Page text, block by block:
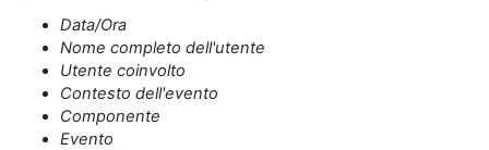
Data/Ora
Nome completo dell'utente
Utente coinvolto
Contesto dell'evento
Componente
Evento